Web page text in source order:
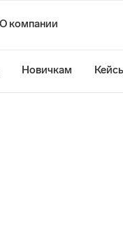
О компании
Новичкам